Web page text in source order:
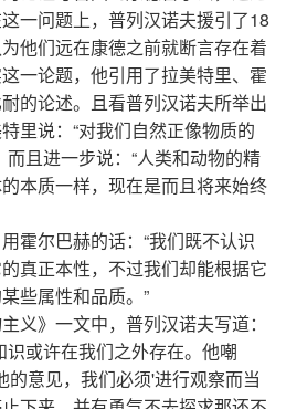
一问题上，普列汉诺夫援引了18
他们远在康德之前就断言存在着
一论题，他引用了拉美特里、霍
的论述。且看普列汉诺夫所举出
里说：“对我们自然正像物质的
且进一步说：“人类和动物的精
本质一样，现在是而且将来始终
霍尔巴赫的话：“我们既不认识
真正本性，不过我们却能根据它
些属性和品质。”
义》一文中，普列汉诺夫写道：
识或许在我们之外存在。他嘲
的意见，我们必须'进行观察而当